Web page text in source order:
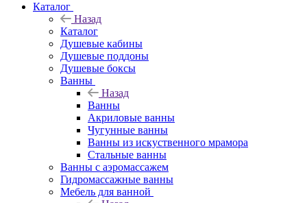
Каталог
Назад
Каталог
Душевые кабины
Душевые поддоны
Душевые боксы
Ванны
Назад
Ванны
Акриловые ванны
Чугунные ванны
Ванны из искуственного мрамора
Стальные ванны
Ванны с аэромассажем
Гидромассажные ванны
Мебель для ванной